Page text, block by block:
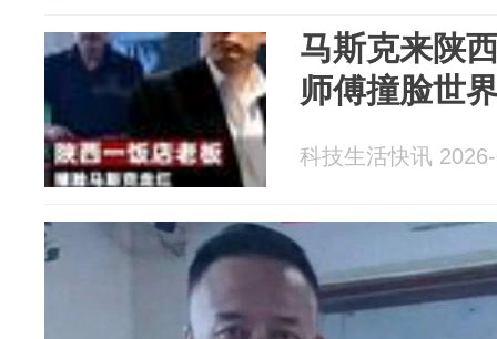
马斯克来陕
师傅撞脸世
科技生活快讯